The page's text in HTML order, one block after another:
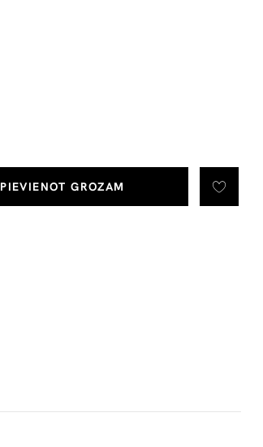
PIEVIENOT GROZAM